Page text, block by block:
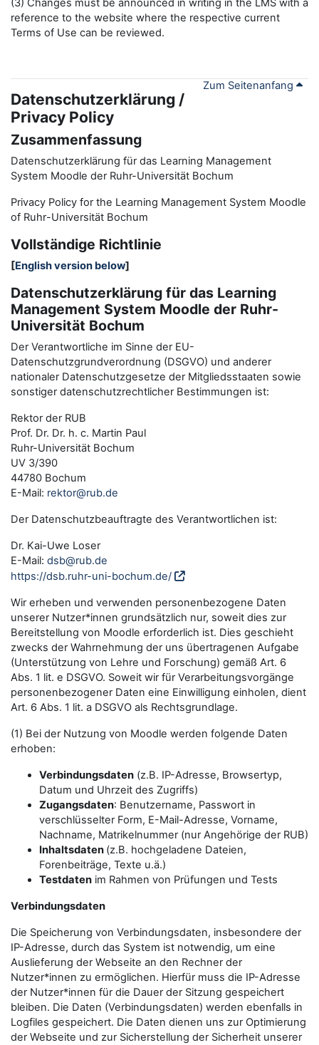
(3) Changes must be announced in writing in the LMS with a
reference to the website where the respective current
Terms of Use can be reviewed.
Zum Seitenanfang
Datenschutzerklärung /
Privacy Policy
Zusammenfassung
Datenschutzerklärung für das Learning Management
System Moodle der Ruhr-Universität Bochum
Privacy Policy for the Learning Management System Moodle
of Ruhr-Universität Bochum
Vollständige Richtlinie
[English version below]
Datenschutzerklärung für das Learning
Management System Moodle der Ruhr-
Universität Bochum
Der Verantwortliche im Sinne der EU-
Datenschutzgrundverordnung (DSGVO) und anderer
nationaler Datenschutzgesetze der Mitgliedsstaaten sowie
sonstiger datenschutzrechtlicher Bestimmungen ist:
Rektor der RUB
Prof. Dr. Dr. h. c. Martin Paul
Ruhr-Universität Bochum
UV 3/390
44780 Bochum
E-Mail: rektor@rub.de
Der Datenschutzbeauftragte des Verantwortlichen ist:
Dr. Kai-Uwe Loser
E-Mail: dsb@rub.de
https://dsb.ruhr-uni-bochum.de/
Wir erheben und verwenden personenbezogene Daten
unserer Nutzer*innen grundsätzlich nur, soweit dies zur
Bereitstellung von Moodle erforderlich ist. Dies geschieht
zwecks der Wahrnehmung der uns übertragenen Aufgabe
(Unterstützung von Lehre und Forschung) gemäß Art. 6
Abs. 1 lit. e DSGVO. Soweit wir für Verarbeitungsvorgänge
personenbezogener Daten eine Einwilligung einholen, dient
Art. 6 Abs. 1 lit. a DSGVO als Rechtsgrundlage.
(1) Bei der Nutzung von Moodle werden folgende Daten
erhoben:
Verbindungsdaten (z.B. IP-Adresse, Browsertyp,
Datum und Uhrzeit des Zugriffs)
Zugangsdaten: Benutzername, Passwort in
verschlüsselter Form, E-Mail-Adresse, Vorname,
Nachname, Matrikelnummer (nur Angehörige der RUB)
Inhaltsdaten (z.B. hochgeladene Dateien,
Forenbeiträge, Texte u.ä.)
Testdaten im Rahmen von Prüfungen und Tests
Verbindungsdaten
Die Speicherung von Verbindungsdaten, insbesondere der
IP-Adresse, durch das System ist notwendig, um eine
Auslieferung der Webseite an den Rechner der
Nutzer*innen zu ermöglichen. Hierfür muss die IP-Adresse
der Nutzer*innen für die Dauer der Sitzung gespeichert
bleiben. Die Daten (Verbindungsdaten) werden ebenfalls in
Logfiles gespeichert. Die Daten dienen uns zur Optimierung
der Webseite und zur Sicherstellung der Sicherheit unserer